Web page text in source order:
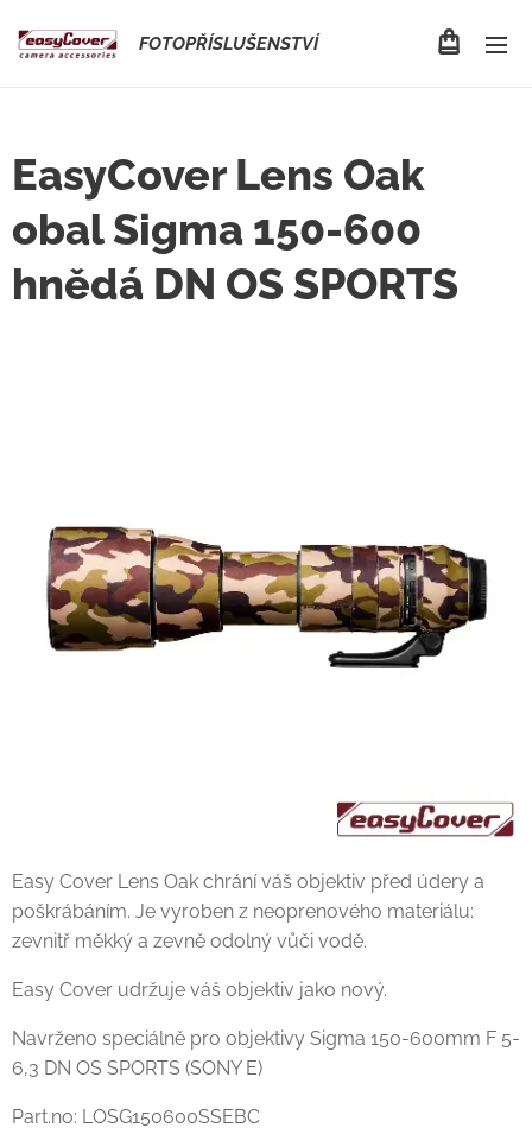
FOTOPŘÍSLUŠENSTVÍ
EasyCover Lens Oak
obal Sigma 150-600
hnědá DN OS SPORTS
Easy Cover Lens Oak chrání váš objektiv před údery a
poškrábáním. Je vyroben z neoprenového materiálu:
zevnitř měkký a zevně odolný vůči vodě.
Easy Cover udržuje váš objektiv jako nový.
Navrženo speciálně pro objektivy Sigma 150-600mm F 5-
6,3 DN OS SPORTS (SONY E)
Part.no: LOSG150600SSEBC